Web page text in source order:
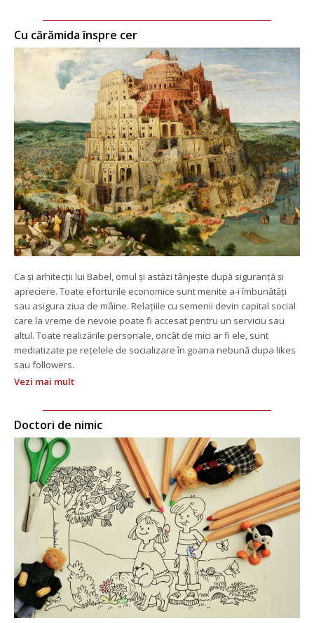
Cu cărămida înspre cer
Ca și arhitecții lui Babel, omul și astăzi tânjește după siguranță și
apreciere. Toate eforturile economice sunt menite a-i îmbunătăți
au asigura ziua de mâine. Relațiile cu semenii devin capital social
care la vreme de nevoie poate fi accesat pentru un serviciu sau
altul. Toate realizările personale, oricât de mici ar fi ele, sunt
mediatizate pe rețelele de socializare în goana nebună dupa likes
au followers.
Vezi mai mult
Doctori de nimic